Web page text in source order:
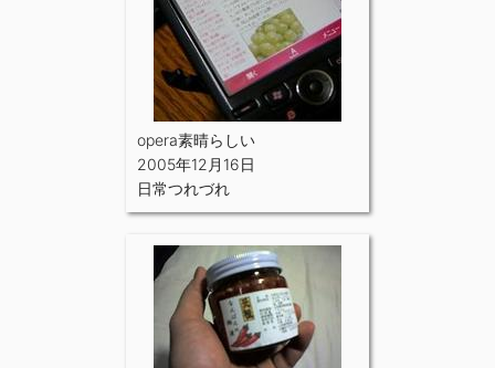
opera素晴らしい
2005年12月16日
日常つれづれ